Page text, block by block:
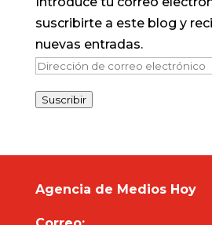
suscribirte a este blog y
nuevas entradas.
Dirección
correo
Suscribir
Agencia de Medios Hoy